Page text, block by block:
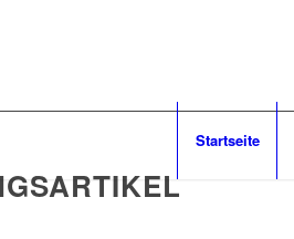
Startseite